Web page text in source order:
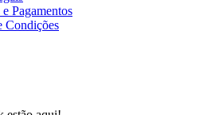
Pagamentos
Condições